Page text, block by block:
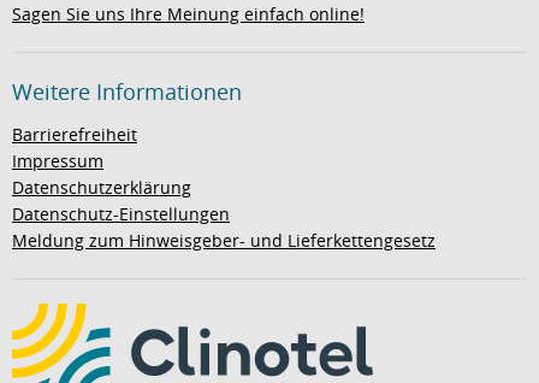
Sagen Sie uns Ihre Meinung einfach online!
Weitere Informationen
Barrierefreiheit
Impressum
Datenschutzerklärung
Datenschutz-Einstellungen
Meldung zum Hinweisgeber- und Lieferkettengesetz